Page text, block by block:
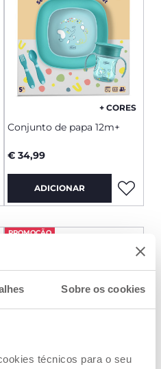
Sobre os cookies
técnicos para o seu
+ CORES
Conjunto de papa 12m+
€ 34,99
ADICIONAR
PROMOÇÃO